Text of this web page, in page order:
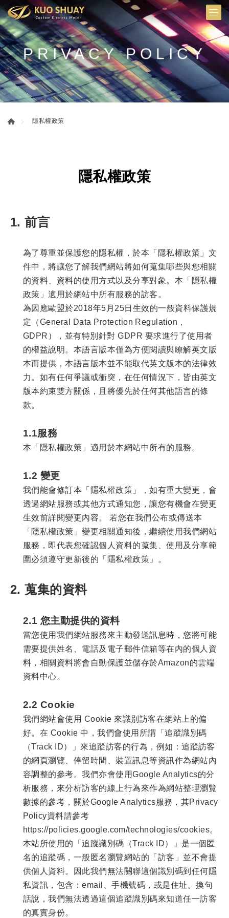
PRIVACY POLICY
隱私權政策
隱私權政策
1. 前言
為了尊重並保護您的隱私權，於本「隱私權政策」文
件中，將讓您了解我們網站將如何蒐集哪些與您相關
的資料、資料的使用方式以及分享對象。本「隱私權
政策」適用於網站中所有服務的訪客。
為因應歐盟於2018年5月25日生效的一般資料保護規
定（General Data Protection Regulation，
GDPR），並有特別針對 GDPR 要求進行了使用者
的權益說明。本語言版本僅為方便閱讀與瞭解英文版
本而提供，本語言版本並不能取代英文版本的法律效
力。如有任何爭議或衝突，在任何情況下，皆由英文
版本約束雙方關係，且將優先於任何其他語言的條
款。
1.1服務
本「隱私權政策」適用於本網站中所有的服務。
1.2 變更
我們能會修訂本「隱私權政策」，如有重大變更，會
透過網站服務或其他方式通知您，讓您有機會在變更
生效前詳閱變更內容。 若您在我們公布或傳送本
「隱私權政策」變更相關通知後，繼續使用我們網站
服務，即代表您確認個人資料的蒐集、使用及分享範
圍必須遵守更新後的「隱私權政策」。
2. 蒐集的資料
2.1 您主動提供的資料
當您使用我們網站服務來主動發送訊息時，您將可能
需要提供姓名、電話及電子郵件信箱等在內的個人資
料，相關資料將會自動保護並儲存於Amazon的雲端
資料中心。
2.2 Cookie
我們網站會使用 Cookie 來識別訪客在網站上的偏
好。在 Cookie 中，我們會使用所謂「追蹤識別碼
（Track ID）」來追蹤訪客的行為，例如：追蹤訪客
的網頁瀏覽、停留時間、裝置訊息等資訊作為網站內
容調整的參考。我們亦會使用Google Analytics的分
析服務，來分析訪客的線上行為來作為網站整理瀏覽
數據的參考，關於Google Analytics服務，其Privacy
Policy資料請參考
https://policies.google.com/technologies/cookies。
本站所使用的「追蹤識別碼（Track ID）」是一個匿
名的追蹤碼，一般匿名瀏覽網站的「訪客」並不會提
供個人資料。因此我們無法關聯這個識別碼到任何隱
私資訊，包含：email、手機號碼，或是住址。換句
話說，我們無法透過這個追蹤識別碼來知道任一訪客
的真實身份。